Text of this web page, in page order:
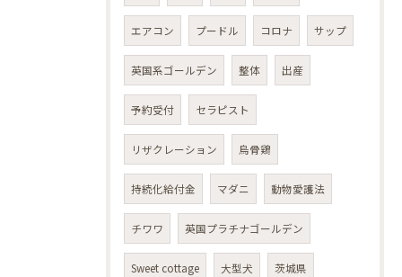
エアコン プードル コロナ サップ
英国系ゴールデン 整体 出産
予約受付 セラピスト
リザクレーション 烏骨鶏
持続化給付金 マダニ 動物愛護法
チワワ 英国プラチナゴールデン
Sweet cottage 大型犬 茨城県